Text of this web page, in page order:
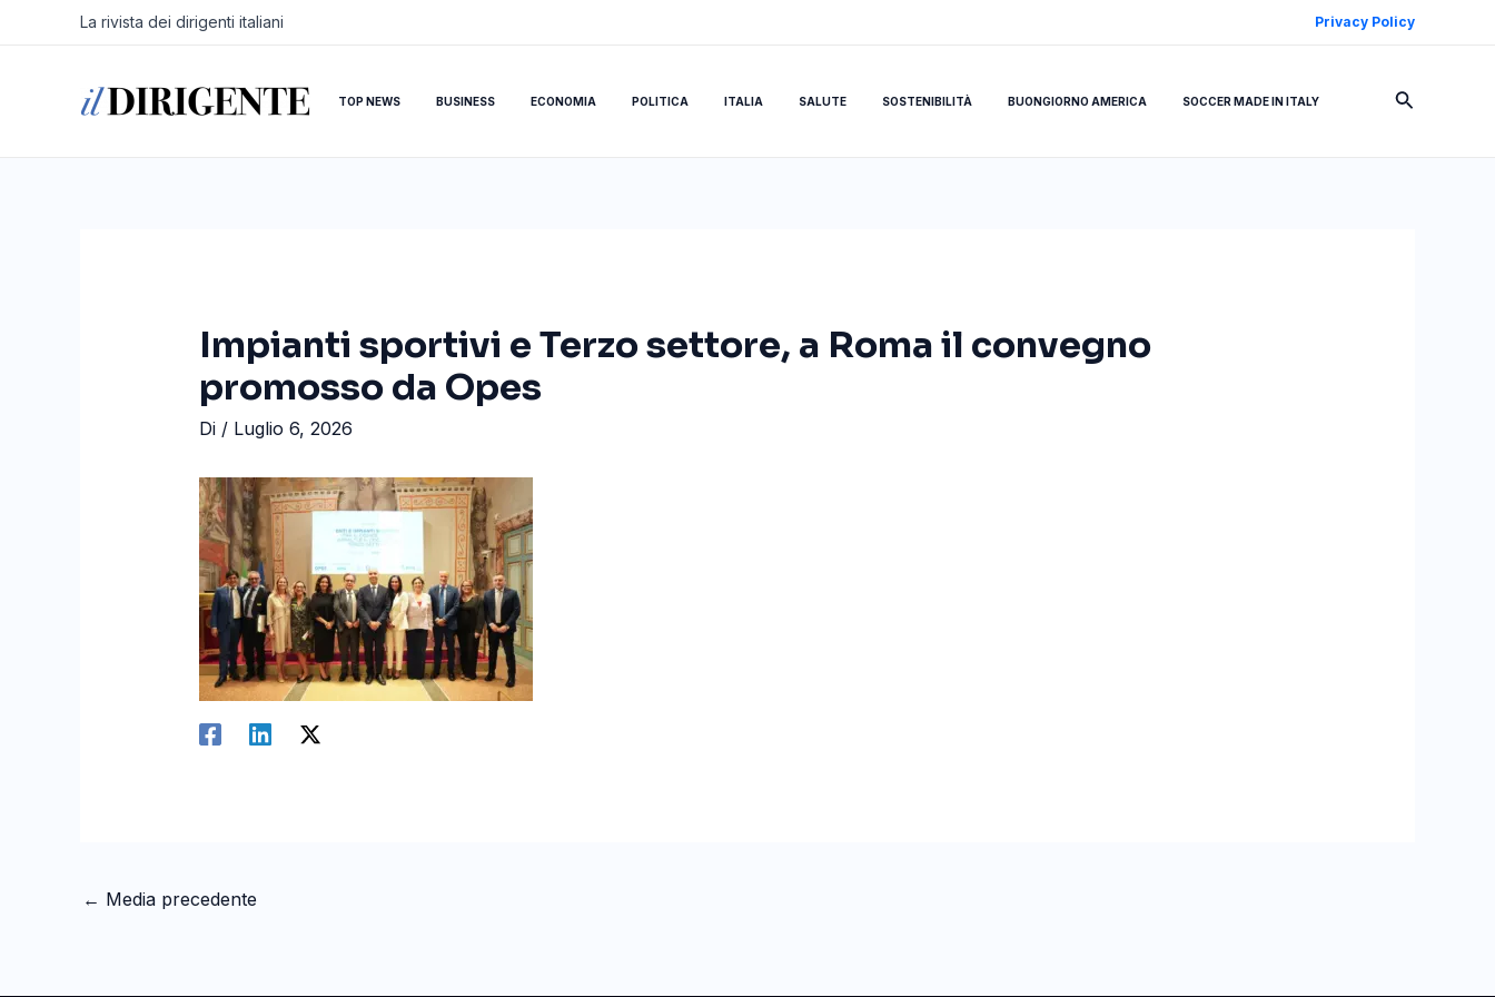
La rivista dei dirigenti italiani Privacy Policy
TOP NEWS BUSINESS ECONOMIA POLITICA ITALIA SALUTE SOSTENIBILITÀ BUONGIORNO AMERICA SOCCER MADE IN ITALY Cerca
Impianti sportivi e Terzo settore, a Roma il convegno
promosso da Opes
Di / Luglio 6, 2026
Navigazione
← Media precedente